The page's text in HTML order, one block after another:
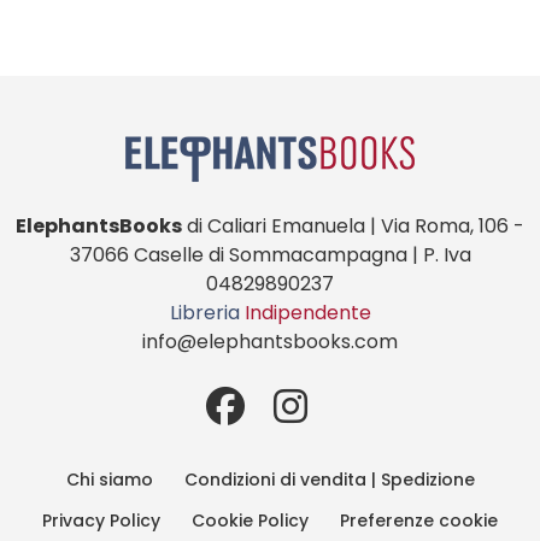
ElephantsBooksdi Caliari Emanuela | Via Roma, 106 -
37066 Caselle di Sommacampagna | P. Iva
04829890237
Libreria Indipendente
info@elephantsbooks.com
Chi siamo
Condizioni di vendita | Spedizione
Privacy Policy
Cookie Policy Preferenze cookie